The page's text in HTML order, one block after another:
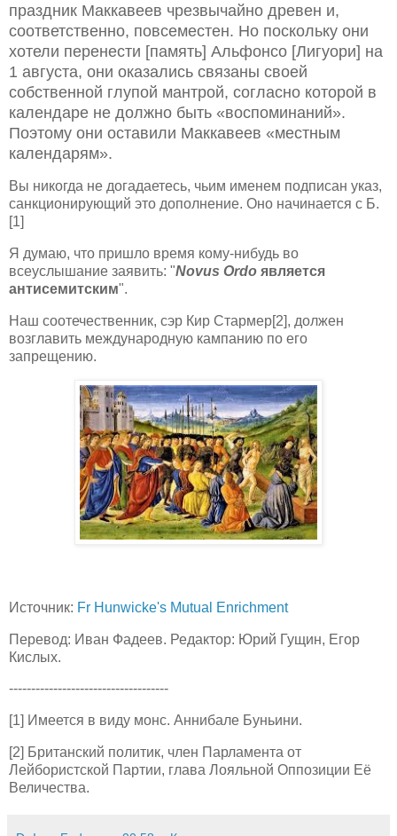
праздник Маккавеев чрезвычайно древен и,
соответственно, повсеместен. Но поскольку они
хотели перенести [память] Альфонсо [Лигуори] на
1 августа, они оказались связаны своей
собственной глупой мантрой, согласно которой в
календаре не должно быть «воспоминаний».
Поэтому они оставили Маккавеев «местным
календарям».
Вы никогда не догадаетесь, чьим именем подписан указ,
санкционирующий это дополнение. Оно начинается с Б.
[1]
Я думаю, что пришло время кому-нибудь во
всеуслышание заявить: "Novus Ordo является
антисемитским".
Наш соотечественник, сэр Кир Стармер[2], должен
возглавить международную кампанию по его
запрещению.
Источник: Fr Hunwicke's Mutual Enrichment
Перевод: Иван Фадеев. Редактор: Юрий Гущин, Егор
Кислых.
------------------------------------
[1] Имеется в виду монс. Аннибале Буньини.
[2] Британский политик, член Парламента от
Лейбористской Партии, глава Лояльной Оппозиции Её
Величества.